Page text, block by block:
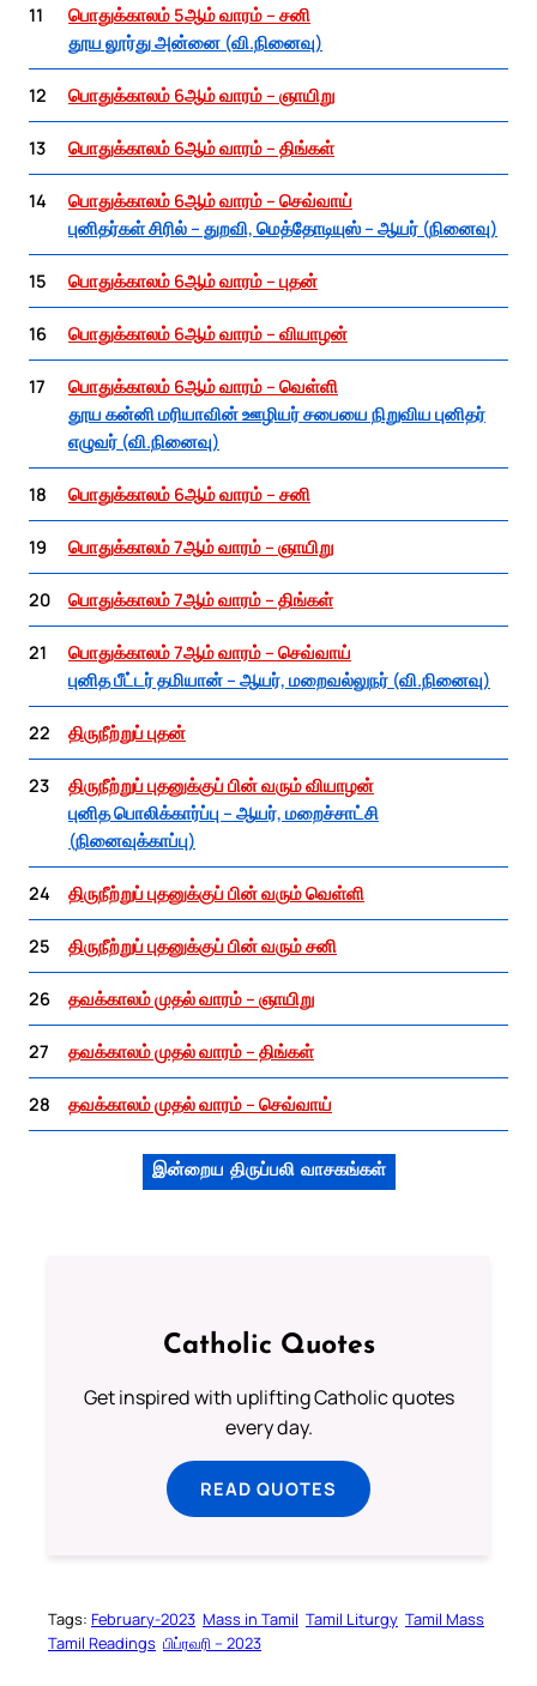
11
பொதுக்காலம் 5ஆம் வாரம் – சனி
தூய லூர்து அன்னை (வி.நினைவு)
12 பொதுக்காலம் 6ஆம் வாரம் – ஞாயிறு
13 பொதுக்காலம் 6ஆம் வாரம் – திங்கள்
14
பொதுக்காலம் 6ஆம் வாரம் – செவ்வாய்
புனிதர்கள் சிரில் – துறவி, மெத்தோடியுஸ் – ஆயர் (நினைவு)
15 பொதுக்காலம் 6ஆம் வாரம் – புதன்
16 பொதுக்காலம் 6ஆம் வாரம் – வியாழன்
17
பொதுக்காலம் 6ஆம் வாரம் – வெள்ளி
தூய கன்னி மரியாவின் ஊழியர் சபையை நிறுவிய புனிதர்
எழுவர் (வி.நினைவு)
18 பொதுக்காலம் 6ஆம் வாரம் – சனி
19 பொதுக்காலம் 7ஆம் வாரம் – ஞாயிறு
20 பொதுக்காலம் 7ஆம் வாரம் – திங்கள்
21
பொதுக்காலம் 7ஆம் வாரம் – செவ்வாய்
புனித பீட்டர் தமியான் – ஆயர், மறைவல்லுநர் (வி.நினைவு)
22 திருநீற்றுப் புதன்
23
திருநீற்றுப் புதனுக்குப் பின் வரும் வியாழன்
புனித பொலிக்கார்ப்பு – ஆயர், மறைச்சாட்சி
(நினைவுக்காப்பு)
24 திருநீற்றுப் புதனுக்குப் பின் வரும் வெள்ளி
25 திருநீற்றுப் புதனுக்குப் பின் வரும் சனி
26 தவக்காலம் முதல் வாரம் – ஞாயிறு
27 தவக்காலம் முதல் வாரம் – திங்கள்
28 தவக்காலம் முதல் வாரம் – செவ்வாய்
இன்றைய திருப்பலி வாசகங்கள்
Catholic Quotes
Get inspired with uplifting Catholic quotes
every day.
READ QUOTES
Tags: February-2023 Mass in Tamil Tamil Liturgy Tamil Mass
Tamil Readings பிப்ரவரி – 2023